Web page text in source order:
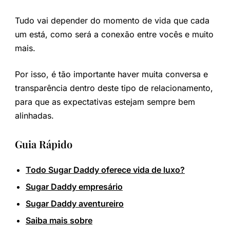
Tudo vai depender do momento de vida que cada
um está, como será a conexão entre vocês e muito
mais.
Por isso, é tão importante haver muita conversa e
transparência dentro deste tipo de relacionamento,
para que as expectativas estejam sempre bem
alinhadas.
Guia Rápido
Todo Sugar Daddy oferece vida de luxo?
Sugar Daddy empresário
Sugar Daddy aventureiro
Saiba mais sobre